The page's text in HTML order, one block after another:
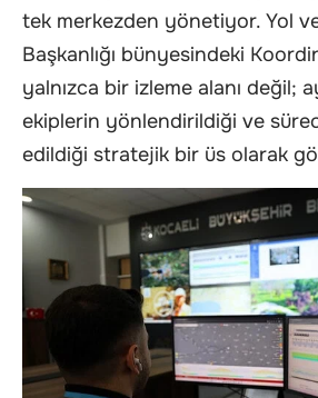
tek merkezden yönetiyor. Yol
Başkanlığı bünyesindeki
yalnızca bir izleme alanı değil;
ekiplerin yönlendirildiği ve
edildiği stratejik bir üs olarak